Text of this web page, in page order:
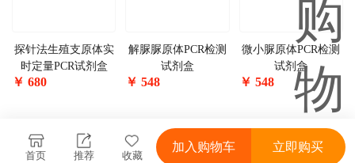
探针法生殖支原体实
时定量PCR试剂盒
￥ 680
解脲脲原体PCR检测
试剂盒
￥ 548
微小脲原体PCR检测
试剂盒
￥ 548
首页 推荐 收藏
加入购物车 立即购买